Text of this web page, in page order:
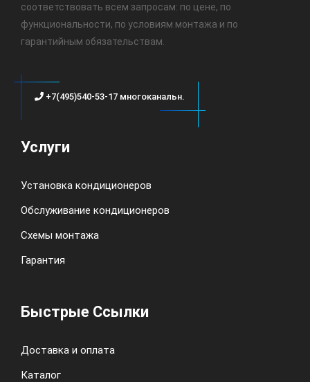
соответствовать всем запросам: по цене, по
функциональности, по условиям монтажа и по
гарантийным обязательствам.
+7(495)540-53-17 многоканальн.
Услуги
Установка кондиционеров
Обслуживание кондиционеров
Схемы монтажа
Гарантия
Быстрые Ссылки
Доставка и оплата
Каталог